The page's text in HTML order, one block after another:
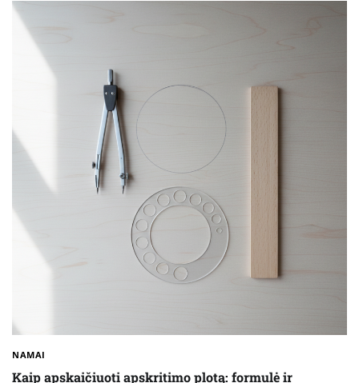
NAMAI
Kaip apskaičiuoti apskritimo plotą: formulė ir